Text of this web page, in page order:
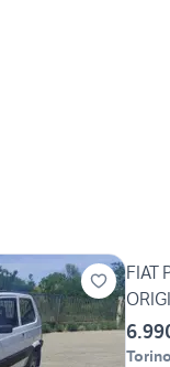
FIAT
Torino